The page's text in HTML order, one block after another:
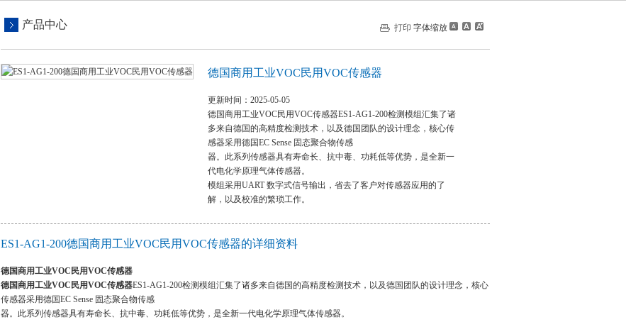
产品中心 打印 字体缩放
德国商用工业VOC民用VOC传感器
更新时间：2025-05-05
德国商用工业VOC民用VOC传感器ES1-AG1-200检测模组汇集了诸
多来自德国的高精度检测技术，以及德国团队的设计理念，核心传
感器采用德国EC Sense 固态聚合物传感
器。此系列传感器具有寿命长、抗中毒、功耗低等优势，是全新一
代电化学原理气体传感器。
模组采用UART 数字式信号输出，省去了客户对传感器应用的了
解，以及校准的繁琐工作。
ES1-AG1-200德国商用工业VOC民用VOC传感器的详细资料
德国商用工业VOC民用VOC传感器
德国商用工业VOC民用VOC传感器ES1-AG1-200检测模组汇集了诸多来自德国的高精度检测技术，以及德国团队的设计理念，核心
传感器采用德国EC Sense 固态聚合物传感
器。此系列传感器具有寿命长、抗中毒、功耗低等优势，是全新一代电化学原理气体传感器。